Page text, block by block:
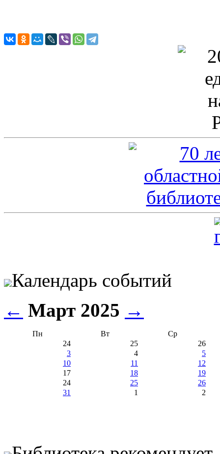
Календарь событий
← Март 2025 →
Пн Вт
Ср
24
25
26
3
4
5
10
11
12
17
18
19
24
25
26
31
1 2